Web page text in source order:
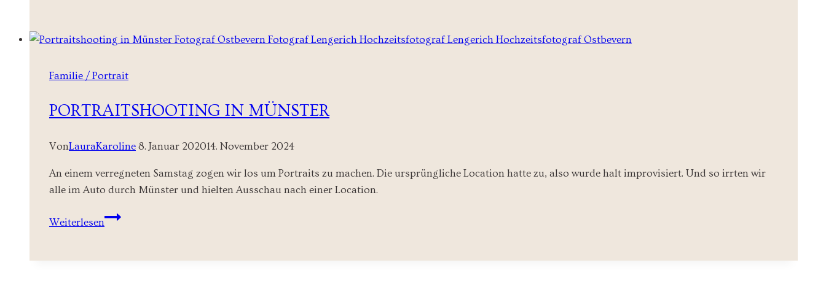
Familie / Portrait
PORTRAITSHOOTING IN MÜNSTER
VonLauraKaroline 8. Januar 202014. November 2024
An einem verregneten Samstag zogen wir los um Portraits zu machen. Die ursprüngliche Location hatte zu, also wurde halt improvisiert. Und so irrten wir
alle im Auto durch Münster und hielten Ausschau nach einer Location.
Weiterlesen
Portraitshooting